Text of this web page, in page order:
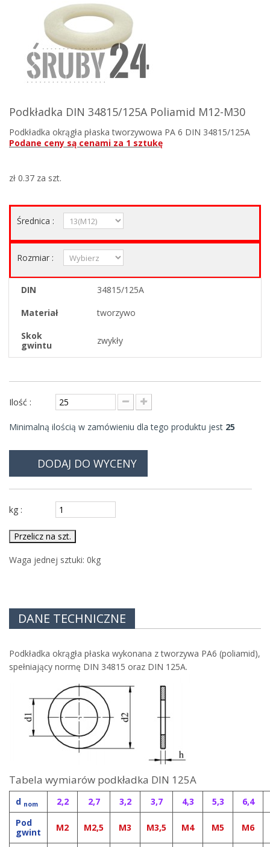
Podkładka DIN 34815/125A Poliamid M12-M30
Podkładka okrągła płaska tworzywowa PA 6 DIN 34815/125A
Podane ceny są cenami za 1 sztukę
zł 0.37 za szt.
Średnica :
Rozmiar :
DIN
34815/125A
Materiał
tworzywo
Skok
gwintu
zwykły
Ilość :
Minimalną ilością w zamówieniu dla tego produktu jest 25
DODAJ DO WYCENY
kg :
Przelicz na szt.
Waga jednej sztuki: 0kg
DANE TECHNICZNE
Podkładka okrągła płaska wykonana z tworzywa PA6 (poliamid),
spełniający normę DIN 34815 oraz DIN 125A.
Tabela wymiarów podkładka DIN 125A
d nom 2,2 2,7 3,2 3,7 4,3 5,3
6,4
Pod
gwint
M2 M2,5 M3 M3,5 M4 M5 M6